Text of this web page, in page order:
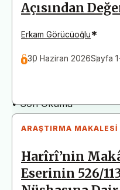
Yayın İnceleme Süreci
• Editör İncelemesi
• Şekilsel ve Etik Ön
• Son Okuma
Açısından
Erkam Görücüoğlu*
30 Haziran 2026Sayfa
ARAŞTIRMA MAKALESI
Harîrî’nin
Eserinin 526/